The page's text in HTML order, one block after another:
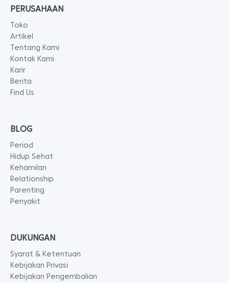
PERUSAHAAN
Toko
Artikel
Tentang Kami
Kontak Kami
Karir
Berita
Find Us
BLOG
Period
Hidup Sehat
Kehamilan
Relationship
Parenting
Penyakit
DUKUNGAN
Syarat & Ketentuan
Kebijakan Privasi
Kebijakan Pengembalian